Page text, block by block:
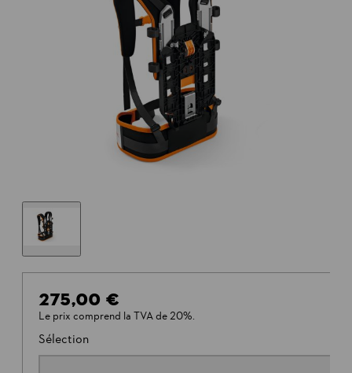
275,00 €
Le prix comprend la TVA de 20%.
Sélection